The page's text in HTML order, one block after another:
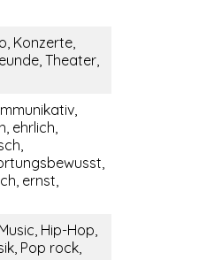
Konzerte,
Theater,
ehrlich,
ernst,
Hip-Hop,
Pop rock,